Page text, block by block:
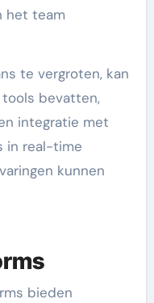
het team
te vergroten, kan
bevatten,
integratie met
in real-time
kunnen
bieden